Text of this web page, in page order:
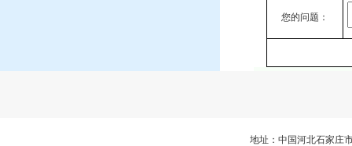
您的问题：
地址：中国河北石家庄